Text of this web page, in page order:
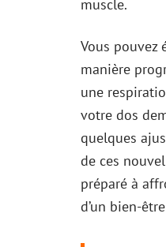
muscle.
Vous pouvez
manière
une
votre dos
quelques
de ces
préparé à
d’un bien-